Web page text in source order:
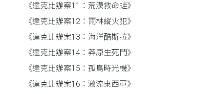
《達克比辦案11：荒漠救命蛙》
《達克比辦案12：雨林縱火犯》
《達克比辦案13：海洋酷斯拉》
《達克比辦案14：莽原生死鬥》
《達克比辦案15：孤島時光機》
《達克比辦案16：激流東西軍》